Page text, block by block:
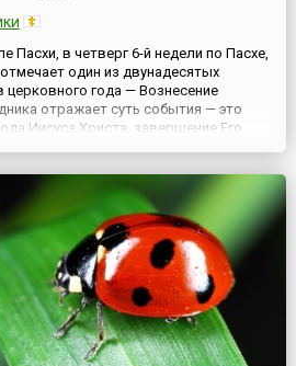
Пасхи, в четверг 6-й недели по Пасхе,
один из двунадесятых
церковного года — Вознесение
отражает суть события — это
Иисуса Христа, завершение Его